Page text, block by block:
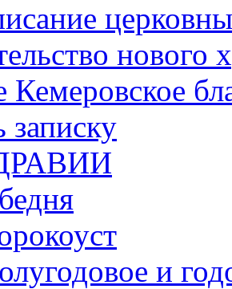
нового
Кемеровское
записку
и